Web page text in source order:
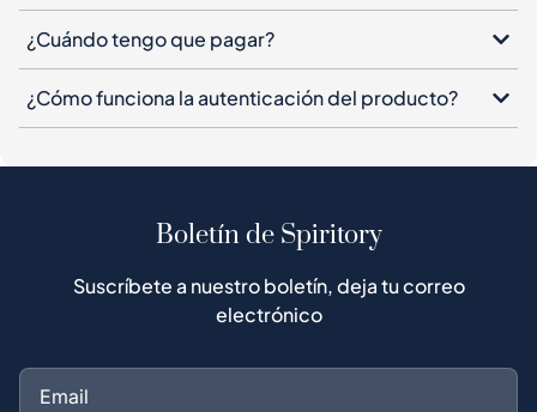
¿Cuándo tengo que pagar?
¿Cómo funciona la autenticación del producto?
Boletín de Spiritory
Suscríbete a nuestro boletín, deja tu correo
electrónico